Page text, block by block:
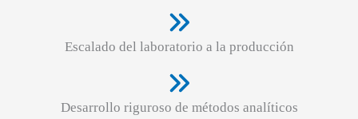
Escalado del laboratorio a la producción
Desarrollo riguroso de métodos analíticos